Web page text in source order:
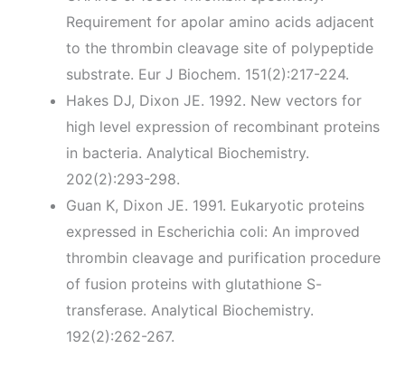
Requirement for apolar amino acids adjacent
to the thrombin cleavage site of polypeptide
substrate. Eur J Biochem. 151(2):217-224.
Hakes DJ, Dixon JE. 1992. New vectors for
high level expression of recombinant proteins
in bacteria. Analytical Biochemistry.
202(2):293-298.
Guan K, Dixon JE. 1991. Eukaryotic proteins
expressed in Escherichia coli: An improved
thrombin cleavage and purification procedure
of fusion proteins with glutathione S-
transferase. Analytical Biochemistry.
192(2):262-267.